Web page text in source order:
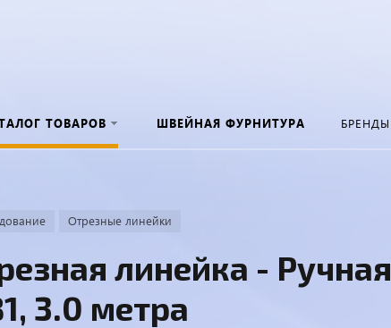
ТОВАРОВ ШВЕЙНАЯ ФУРНИТУРА БРЕНДЫ
Отрезные линейки
линейка - Ручная
3.0 метра